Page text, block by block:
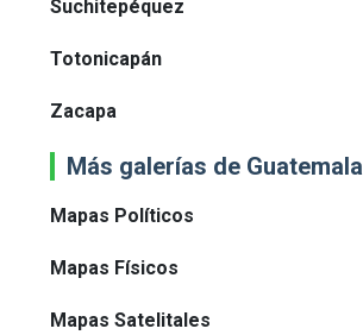
Suchitepéquez
Totonicapán
Zacapa
Más galerías de Guatemala
Mapas Políticos
Mapas Físicos
Mapas Satelitales